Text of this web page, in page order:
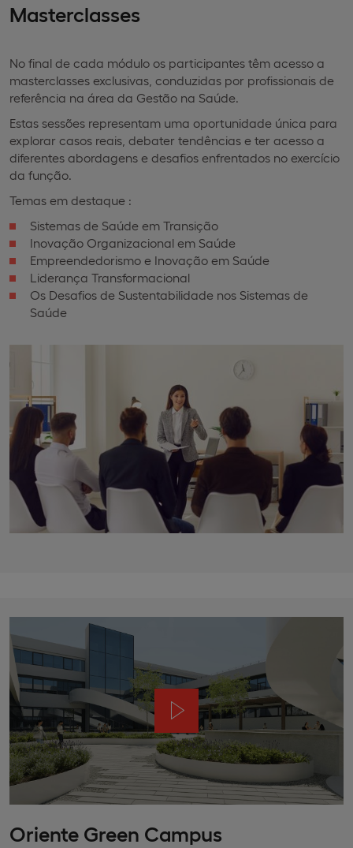
Masterclasses
No final de cada módulo os participantes têm acesso a
masterclasses exclusivas, conduzidas por profissionais de
referência na área da Gestão na Saúde.
Estas sessões representam uma oportunidade única para
explorar casos reais, debater tendências e ter acesso a
diferentes abordagens e desafios enfrentados no exercício
da função.
Temas em destaque :
Sistemas de Saúde em Transição
Inovação Organizacional em Saúde
Empreendedorismo e Inovação em Saúde
Liderança Transformacional
Os Desafios de Sustentabilidade nos Sistemas de
Saúde
Oriente Green Campus